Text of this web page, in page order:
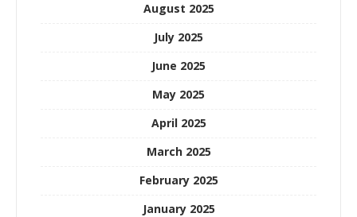
August 2025
July 2025
June 2025
May 2025
April 2025
March 2025
February 2025
January 2025